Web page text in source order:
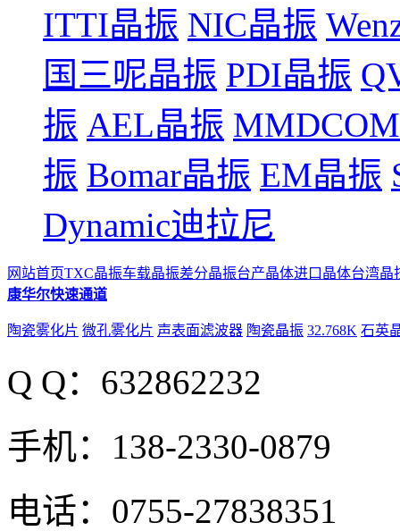
ITTI晶振 NIC晶振
国三呢晶振 PDI晶振
振 AEL晶振
振 Bomar晶振 EM晶振
Dynamic迪拉尼
网站首页TXC晶振车载晶振差分晶振台产晶体进口晶体台湾晶
康华尔快速通道
陶瓷雾化片 微孔雾化片 声表面滤波器 陶瓷晶振 32.768K 石英
Q Q：632862232
手机：138-2330-0879
电话：0755-27838351